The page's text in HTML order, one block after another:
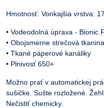
Hmotnosť: Vonkajšia vrstva:
• Vodeodolná úprava - Bionic
• Obojsmerne strečová tkanina
• Tkané páperové kanáliky
• Plnivosť 650+
Možno prať v automatickej
sušičke. Sušte rozložené.
Nečistiť chemicky.